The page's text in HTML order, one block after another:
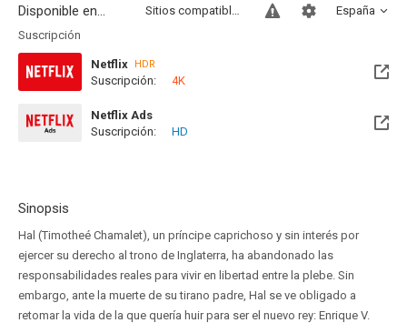
Disponible en... España
Sitios compatibles
Suscripción
Netflix HDR
Suscripción: 4K
Netflix Ads
Suscripción:
HD
Sinopsis
Hal (Timotheé Chamalet), un príncipe caprichoso y sin interés por
ejercer su derecho al trono de Inglaterra, ha abandonado las
responsabilidades reales para vivir en libertad entre la plebe. Sin
embargo, ante la muerte de su tirano padre, Hal se ve obligado a
retomar la vida de la que quería huir para ser el nuevo rey: Enrique V.